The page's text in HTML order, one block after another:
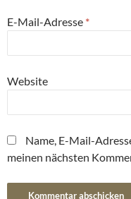
E-Mail-Adresse *
Website
Name, E-Mail-
meinen nächsten